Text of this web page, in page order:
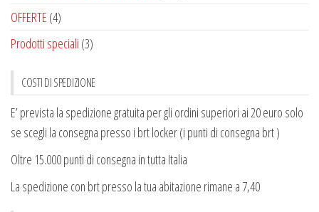
OFFERTE (4)
Prodotti speciali (3)
COSTI DI SPEDIZIONE
E’ prevista la spedizione gratuita per gli ordini superiori ai 20 euro solo
se scegli la consegna presso i brt locker (i punti di consegna brt )
Oltre 15.000 punti di consegna in tutta Italia
La spedizione con brt presso la tua abitazione rimane a 7,40